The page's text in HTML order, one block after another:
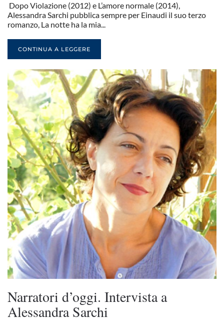
Dopo Violazione (2012) e L’amore normale (2014),
Alessandra Sarchi pubblica sempre per Einaudi il suo terzo
romanzo, La notte ha la mia...
CONTINUA A LEGGERE
Narratori d’oggi. Intervista a
Alessandra Sarchi